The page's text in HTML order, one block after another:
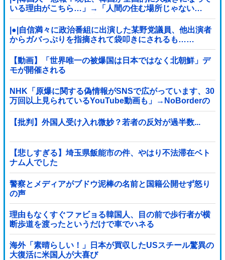
いる理由がこちら…」→「人間の住む場所じゃない…
（ﾌﾞﾙﾌﾞﾙ」＝韓国の反応
|●|自信満々に政治番組に出演した某野党議員、他出演者
からガバっぷりを指摘されて袋叩きにされるも……
【動画】「世界唯一の被爆国は日本ではなく北朝鮮」デ
モが開催される
NHK「原爆に関する偽情報がSNSで広がっています、30
万回以上見られているYouTube動画も」→NoBorderの
動画では？と話題
【批判】外国人受け入れ微妙？若者の反対が過半数...
【悲しすぎる】埼玉県飯能市の件、やはり不法滞在ベト
ナム人でした
警察とメディアがブドウ泥棒の名前と国籍公開せず怒り
の声
理由もなくすぐファビョる韓国人、目の前で歩行者が横
断歩道を渡ったというだけで車でハネる
海外「素晴らしい！」日本が買収したUSスチール驚異の
大復活に米国人が大喜び